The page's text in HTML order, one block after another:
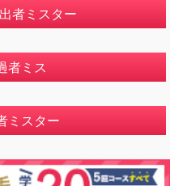
者ミスター
者ミス
ミスター